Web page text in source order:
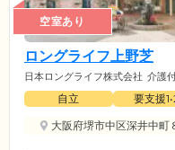
空室あり
ロングライフ上野芝
日本ロングライフ株式会社 介護
自立 要支援
大阪府堺市中区深井中町